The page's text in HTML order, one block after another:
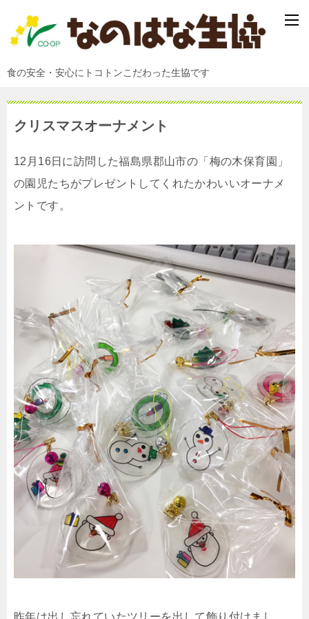
食の安全・安心にトコトンこだわった生協です
クリスマスオーナメント
12月16日に訪問した福島県郡山市の「梅の木保育園」
の園児たちがプレゼントしてくれたかわいいオーナメ
ントです。
昨年は出し忘れていたツリーを出して飾り付けまし